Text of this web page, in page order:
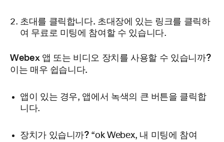
초대를 클릭합니다. 초대장에 있는 링크를 클릭하
여 무료로 미팅에 참여할 수 있습니다.
Webex 앱 또는 비디오 장치를 사용할 수 있습니까?
이는 매우 쉽습니다.
앱이 있는 경우, 앱에서 녹색의 큰 버튼을 클릭합
니다.
장치가 있습니까?“ok Webex, 내 미팅에 참여